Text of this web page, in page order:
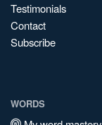
Testimonials
Contact
Subscribe
WORDS